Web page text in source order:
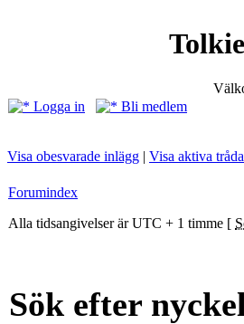
Logga in
Bli medlem
Visa obesvarade inlägg | Visa aktiva
Forumindex
Alla tidsangivelser är UTC + 1 timme [
Sök efter